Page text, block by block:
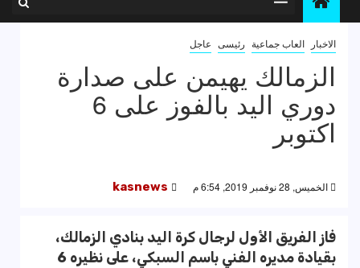
الاخبار العاب جماعية رئيسى عاجل
الزمالك يهيمن على صدارة
دوري اليد بالفوز على 6
اكتوبر
الخميس, 28 نوفمبر 2019, 6:54 م kasnews
فاز الفريق الأول لرجال كرة اليد بنادي الزمالك،
بقيادة مديره الفني باسم السبكي، على نظيره 6